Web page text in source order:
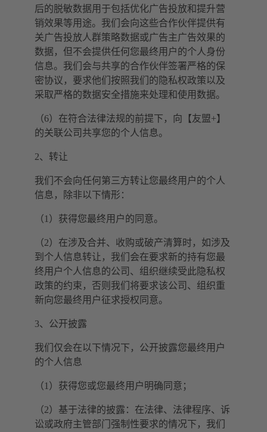
后的脱敏数据用于包括优化广告投放和提升营
销效果等用途。我们会向这些合作伙伴提供有
关广告投放人群策略数据或广告主广告效果的
数据，但不会提供任何您最终用户的个人身份
信息。我们会与共享的合作伙伴签署严格的保
密协议，要求他们按照我们的隐私权政策以及
采取严格的数据安全措施来处理和使用数据。
（6）在符合法律法规的前提下，向【友盟+】
的关联公司共享您的个人信息。
2、转让
我们不会向任何第三方转让您最终用户的个人
信息，除非以下情形：
（1）获得您最终用户的同意。
（2）在涉及合并、收购或破产清算时，如涉及
到个人信息转让，我们会在要求新的持有您最
终用户个人信息的公司、组织继续受此隐私权
政策的约束，否则我们将要求该公司、组织重
新向您最终用户征求授权同意。
3、公开披露
我们仅会在以下情况下，公开披露您最终用户
的个人信息
（1）获得您或您最终用户明确同意；
（2）基于法律的披露：在法律、法律程序、诉
讼或政府主管部门强制性要求的情况下，我们